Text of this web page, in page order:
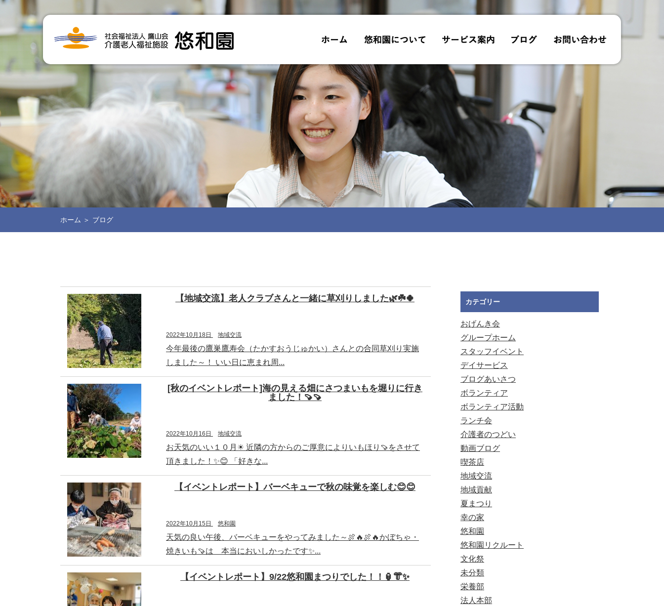
ホーム ブログ
【地域交流】老人クラブさんと一緒に草刈りしました🌿☘️🍀
2022年10月18日 地域交流
今年最後の鷹巣鷹寿会（たかすおうじゅかい）さんとの合同草刈り実施
しました～！ いい日に恵まれ周...
[秋のイベントレポート]海の見える畑にさつまいもを堀りに行き
ました！🍠🍠
2022年10月16日 地域交流
お天気のいい１０月☀ 近隣の方からのご厚意によりいもほり🍠をさせて
頂きました！✨😊 「好きな...
【イベントレポート】バーベキューで秋の味覚を楽しむ😊😊
2022年10月15日 悠和園
天気の良い午後、バーベキューをやってみました～🍖🔥🍖🔥かぼちゃ・
焼きいも🍠は 本当においしかったです✨...
【イベントレポート】9/22悠和園まつりでした！！🏮👘✨
カテゴリー
おげんき会
グループホーム
スタッフイベント
デイサービス
ブログあいさつ
ボランティア
ボランティア活動
ランチ会
介護者のつどい
動画ブログ
喫茶店
地域交流
地域貢献
夏まつり
幸の家
悠和園
悠和園リクルート
文化祭
未分類
栄養部
法人本部